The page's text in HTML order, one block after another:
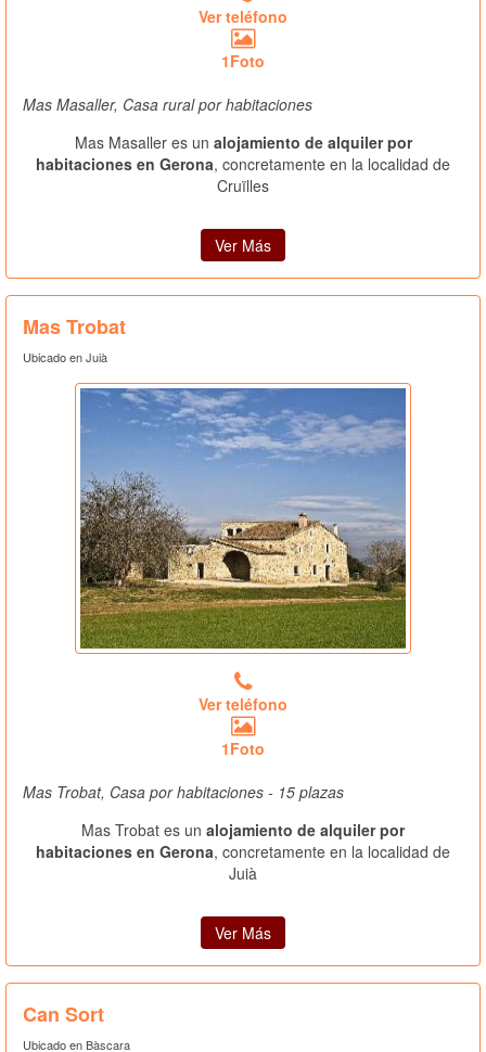
Ver teléfono
1Foto
Mas Masaller, Casa rural por habitaciones
Mas Masaller es un alojamiento de alquiler por
habitaciones en Gerona, concretamente en la localidad de
Cruïlles
Ver Más
Mas Trobat
Ubicado en Juià
Ver teléfono
1Foto
Mas Trobat, Casa por habitaciones - 15 plazas
Mas Trobat es un alojamiento de alquiler por
habitaciones en Gerona, concretamente en la localidad de
Juià
Ver Más
Can Sort
Ubicado en Bàscara